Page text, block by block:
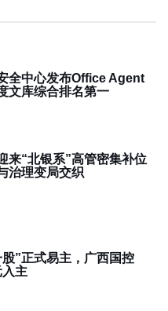
全中心发布Office Agent
文库综合排名第一
来“北银系”高管密集补位
治理变局交织
”正式易主，广西国控
入主